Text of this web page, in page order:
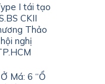
I tái tạo
CKII
Thảo
nghị
Má: 6 “Ổ